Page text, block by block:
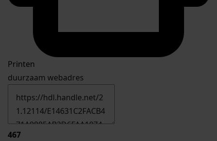
Printen
duurzaam webadres
467